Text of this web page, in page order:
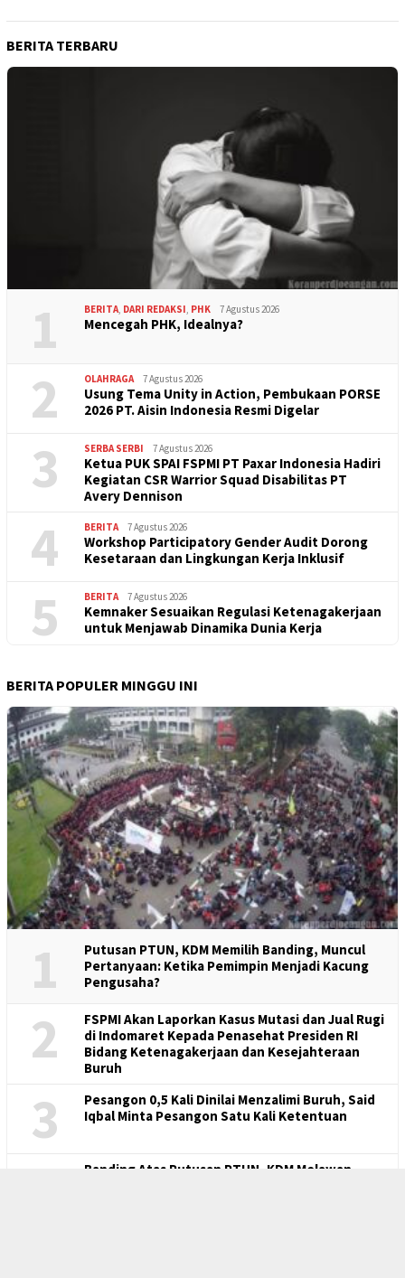
BERITA TERBARU
1 BERITA, DARI REDAKSI, PHK 7 Agustus 2026
Mencegah PHK, Idealnya?
2 OLAHRAGA 7 Agustus 2026
Usung Tema Unity in Action, Pembukaan PORSE
2026 PT. Aisin Indonesia Resmi Digelar
3 SERBA SERBI 7 Agustus 2026
Ketua PUK SPAI FSPMI PT Paxar Indonesia Hadiri
Kegiatan CSR Warrior Squad Disabilitas PT
Avery Dennison
4 BERITA 7 Agustus 2026
Workshop Participatory Gender Audit Dorong
Kesetaraan dan Lingkungan Kerja Inklusif
5 BERITA 7 Agustus 2026
Kemnaker Sesuaikan Regulasi Ketenagakerjaan
untuk Menjawab Dinamika Dunia Kerja
BERITA POPULER MINGGU INI
1
Putusan PTUN, KDM Memilih Banding, Muncul
Pertanyaan: Ketika Pemimpin Menjadi Kacung
Pengusaha?
2
FSPMI Akan Laporkan Kasus Mutasi dan Jual Rugi
di Indomaret Kepada Penasehat Presiden RI
Bidang Ketenagakerjaan dan Kesejahteraan
Buruh
3
Pesangon 0,5 Kali Dinilai Menzalimi Buruh, Said
Iqbal Minta Pesangon Satu Kali Ketentuan
Banding Atas Putusan PTUN, KDM Melawan